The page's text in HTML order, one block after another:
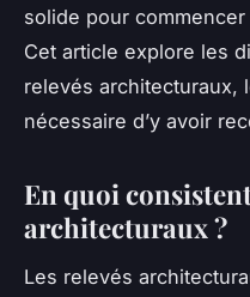
solide pour
Cet article explore les
relevés architecturaux,
nécessaire d’y avoir
En quoi
architecturaux ?
Les relevés